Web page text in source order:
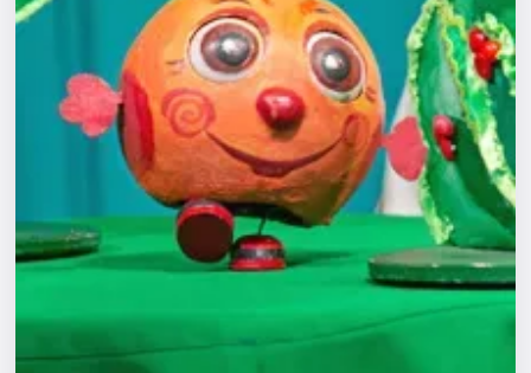
Площадки
Рейтинги